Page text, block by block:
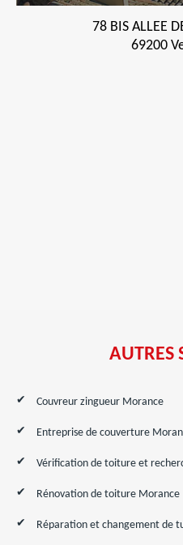
78 BIS ALLEE
69200
AUTRES
Couvreur zingueur Morance
Entreprise de couverture
Vérification de toiture et
Rénovation de toiture Morance
Réparation et changement de